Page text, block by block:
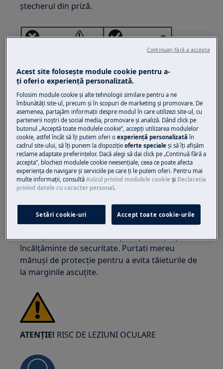
ștecherul din priză.
ATENȚIE!RISC DE ACCIDENTARE
electrocasnice. Pentru electrocasnicele grele
este cel mai sigur ca două persoane să le mute.
Folosiți întotdeauna mănuși de protecție și
încălțăminte de securitate. Purtati mereu
mănuși de protecție pentru a evita tăieturile de
la marginile ascuțite.
ATENȚIE! RISC DE LEZIUNI OCULARE
Acest site folosește module cookie pentru a-
ţi oferi o experienţă personalizată.
Folosim module cookie și alte tehnologii similare pentru a ne
îmbunătăţi site-ul, precum și în scopuri de marketing și promovare. De
asemenea, partajăm informaţii despre modul în care utilizezi site-ul, cu
partenerii noștri de social media, promovare și analiză. Dând click pe
butonul „Acceptă toate modulele cookie”, accepţi utilizarea modulelor
cookie, astfel încât să îţi putem oferi oexperienţă personalizată în
cadrul site-ului, să îţi punem la dispoziţieoferte speciale și să îţi afișăm
reclame adaptate preferinţelor. Dacă alegi să dai click pe „Continuă fără a
accepta”, blochezi modulele cookie neesenţiale, ceea ce poate afecta
experienţa de navigare și serviciile pe care ţi le putem oferi. Pentru mai
multe informaţii, consultăAvizul privind modulele cookie și Declaraţia
privind datele cu caracter personal.
Setări cookie-uri Accept toate cookie-urile
Continuați fără a accepta